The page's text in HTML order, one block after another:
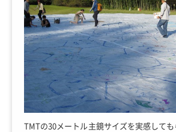
TMTの30メートル主鏡サイズを実感して